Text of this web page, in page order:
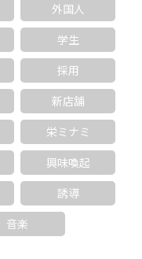
外国人
学生
採用
新店舗
栄ミナミ
興味喚起
誘導
音楽